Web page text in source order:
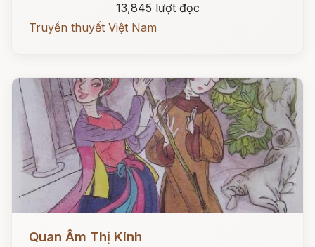
13,845 lượt đọc
Truyền thuyết Việt Nam
Quan Âm Thị Kính